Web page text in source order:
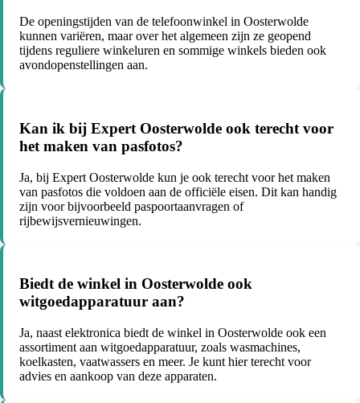
De openingstijden van de telefoonwinkel in Oosterwolde
kunnen variëren, maar over het algemeen zijn ze geopend
tijdens reguliere winkeluren en sommige winkels bieden ook
avondopenstellingen aan.
Kan ik bij Expert Oosterwolde ook terecht voor
het maken van pasfotos?
Ja, bij Expert Oosterwolde kun je ook terecht voor het maken
van pasfotos die voldoen aan de officiële eisen. Dit kan handig
zijn voor bijvoorbeeld paspoortaanvragen of
rijbewijsvernieuwingen.
Biedt de winkel in Oosterwolde ook
witgoedapparatuur aan?
Ja, naast elektronica biedt de winkel in Oosterwolde ook een
assortiment aan witgoedapparatuur, zoals wasmachines,
koelkasten, vaatwassers en meer. Je kunt hier terecht voor
advies en aankoop van deze apparaten.